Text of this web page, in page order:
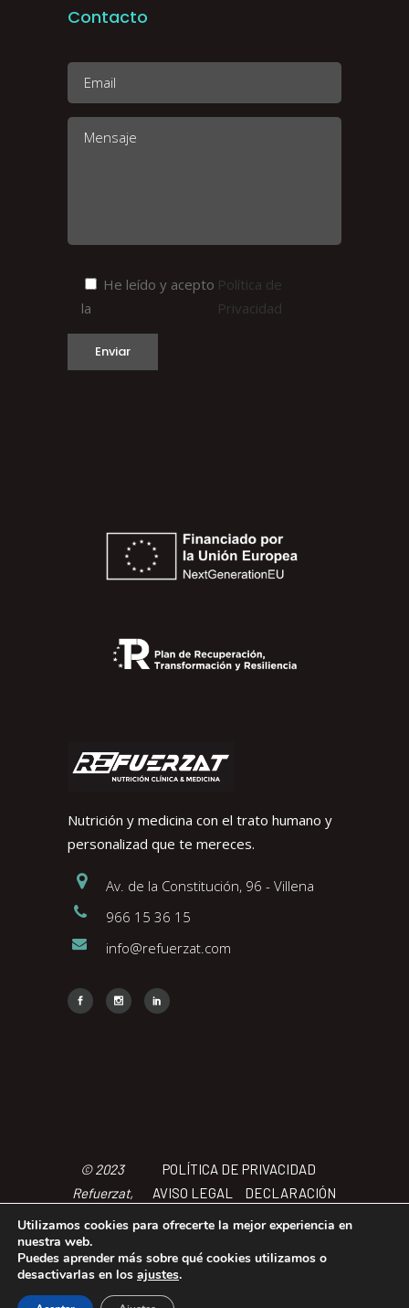
Nutrición y medicina con el trato humano y
personalizad que te mereces.
Av. de la Constitución, 96 - Villena
966 15 36 15
info@refuerzat.com
Contacto
He leído y acepto
la
Política de
Privacidad
© 2023
Refuerzat,
Todos los
derechos
reservados
POLÍTICA DE PRIVACIDAD
AVISO LEGAL
DECLARACIÓN
DE ACCCESIBILIDAD
POLÍTICA
CONDICIONES
Utilizamos cookies para ofrecerte la mejor experiencia en
nuestra web.
Puedes aprender más sobre qué cookies utilizamos o
desactivarlas en los ajustes.